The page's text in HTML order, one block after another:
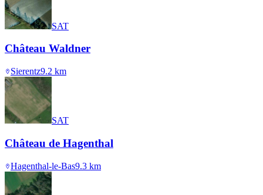
SAT
Château Waldner
Sierentz9.2 km
SAT
Château de Hagenthal
Hagenthal-le-Bas9.3 km